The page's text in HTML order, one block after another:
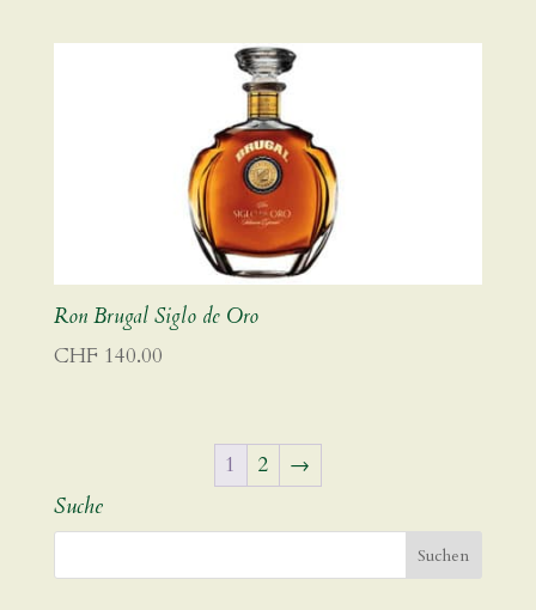
Ron Brugal Siglo de Oro
CHF 140.00
1 2 →
Suche